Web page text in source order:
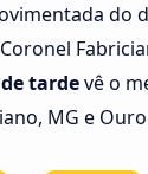
do
tardevê o
MG e